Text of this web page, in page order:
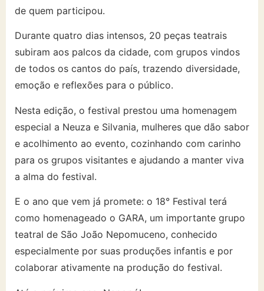
de quem participou.
Durante quatro dias intensos, 20 peças teatrais
subiram aos palcos da cidade, com grupos vindos
de todos os cantos do país, trazendo diversidade,
emoção e reflexões para o público.
Nesta edição, o festival prestou uma homenagem
especial a Neuza e Silvania, mulheres que dão sabor
e acolhimento ao evento, cozinhando com carinho
para os grupos visitantes e ajudando a manter viva
a alma do festival.
E o ano que vem já promete: o 18° Festival terá
como homenageado o GARA, um importante grupo
teatral de São João Nepomuceno, conhecido
especialmente por suas produções infantis e por
colaborar ativamente na produção do festival.